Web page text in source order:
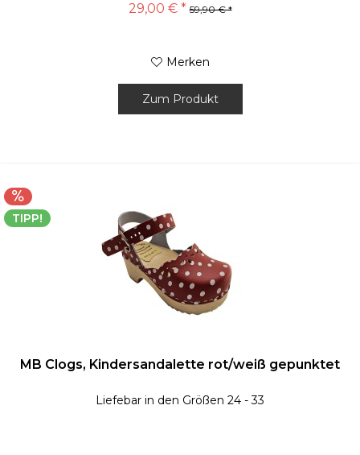
29,00 € * 59,90 € *
Merken
Zum Produkt
TIPP!
MB Clogs, Kindersandalette rot/weiß gepunktet
Liefebar in den Größen 24 - 33